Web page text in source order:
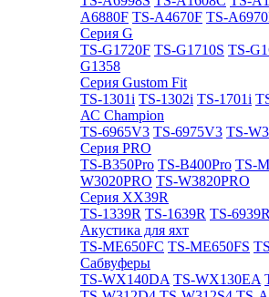
A6880F TS-A4670F TS-
Cерия G
TS-G1720F TS-G1710S TS-
G1358
Cерия Gustom Fit
TS-1301i TS-1302i TS-1701i
АС Champion
TS-6965V3 TS-6975V3 TS-
Cерия PRO
TS-B350Pro TS-B400Pro TS-
W3020PRO TS-W3820PRO
Cерия XX39R
TS-1339R TS-1639R TS-6939R
Акустика для яхт
TS-ME650FC TS-ME650FS
Сабвуферы
TS-WX140DA TS-WX130EA